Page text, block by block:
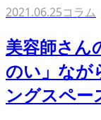
2021.06.25コラム
美容師さん
のい」なが
ングスペー